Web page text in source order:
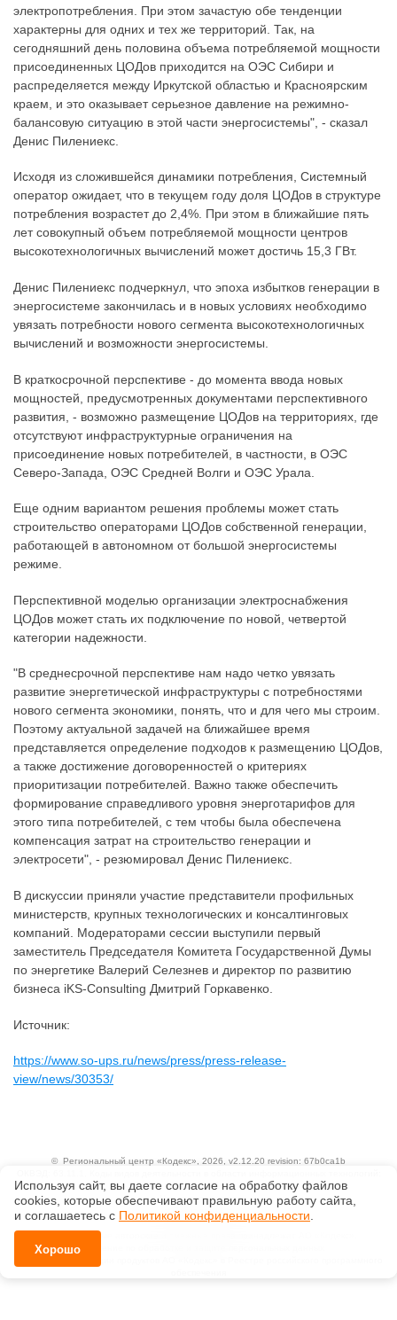
электропотребления. При этом зачастую обе тенденции
характерны для одних и тех же территорий. Так, на
сегодняшний день половина объема потребляемой мощности
присоединенных ЦОДов приходится на ОЭС Сибири и
распределяется между Иркутской областью и Красноярским
краем, и это оказывает серьезное давление на режимно-
балансовую ситуацию в этой части энергосистемы", - сказал
Денис Пилениекс.
Исходя из сложившейся динамики потребления, Системный
оператор ожидает, что в текущем году доля ЦОДов в структуре
потребления возрастет до 2,4%. При этом в ближайшие пять
лет совокупный объем потребляемой мощности центров
высокотехнологичных вычислений может достичь 15,3 ГВт.
Денис Пилениекс подчеркнул, что эпоха избытков генерации в
энергосистеме закончилась и в новых условиях необходимо
увязать потребности нового сегмента высокотехнологичных
вычислений и возможности энергосистемы.
В краткосрочной перспективе - до момента ввода новых
мощностей, предусмотренных документами перспективного
развития, - возможно размещение ЦОДов на территориях, где
отсутствуют инфраструктурные ограничения на
присоединение новых потребителей, в частности, в ОЭС
Северо-Запада, ОЭС Средней Волги и ОЭС Урала.
Еще одним вариантом решения проблемы может стать
строительство операторами ЦОДов собственной генерации,
работающей в автономном от большой энергосистемы
режиме.
Перспективной моделью организации электроснабжения
ЦОДов может стать их подключение по новой, четвертой
категории надежности.
"В среднесрочной перспективе нам надо четко увязать
развитие энергетической инфраструктуры с потребностями
нового сегмента экономики, понять, что и для чего мы строим.
Поэтому актуальной задачей на ближайшее время
представляется определение подходов к размещению ЦОДов,
а также достижение договоренностей о критериях
приоритизации потребителей. Важно также обеспечить
формирование справедливого уровня энерготарифов для
этого типа потребителей, с тем чтобы была обеспечена
компенсация затрат на строительство генерации и
электросети", - резюмировал Денис Пилениекс.
В дискуссии приняли участие представители профильных
министерств, крупных технологических и консалтинговых
компаний. Модераторами сессии выступили первый
заместитель Председателя Комитета Государственной Думы
по энергетике Валерий Селезнев и директор по развитию
бизнеса iKS-Consulting Дмитрий Горкавенко.
Источник:
https://www.so-ups.ru/news/press/press-release-
view/news/30353/
© Региональный центр «Кодекс» , 2026, v2.12.20 revision: 67b0ca1b
1.01, 3.01
Ценовая политика
Технологии
Исключительные авторские и смежные права принадлежат АО «Кодекс».
Положение по обработке и защите персональных данных
Используя сайт, вы даете согласие на обработку файлов
сооkiеs, которые обеспечивают правильную работу сайта,
и соглашаетесь с Политикой конфиденциальности.
Хорошо